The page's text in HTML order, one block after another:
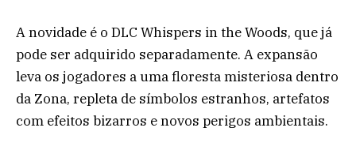
A novidade é o DLC Whispers in the Woods, que já
pode ser adquirido separadamente. A expansão
leva os jogadores a uma floresta misteriosa dentro
da Zona, repleta de símbolos estranhos, artefatos
com efeitos bizarros e novos perigos ambientais.